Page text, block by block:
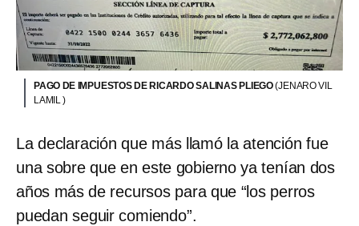
PAGO DE IMPUESTOS DE RICARDO SALINAS PLIEGO(JENARO VIL
LAMIL )
La declaración que más llamó la atención fue
una sobre que en este gobierno ya tenían dos
años más de recursos para que “los perros
puedan seguir comiendo”.